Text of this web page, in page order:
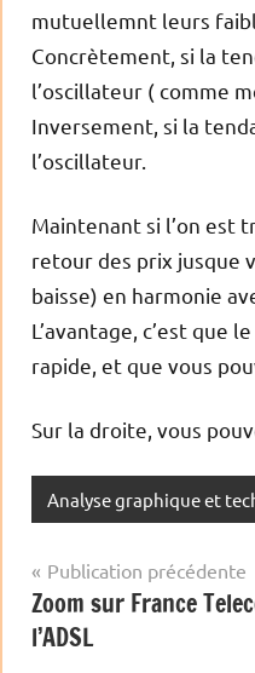
mutuellemnt leurs
Concrètement, si la
l’oscillateur ( comme
Inversement, si la
l’oscillateur.
Maintenant si l’on est
retour des prix jusque
baisse) en harmonie
L’avantage, c’est que
rapide, et que vous
Sur la droite, vous
Analyse graphique et
Navigation
de
l’article
Publication précédente
Zoom sur France
l’ADSL